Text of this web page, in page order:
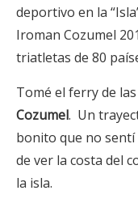
deportivo en la
Iroman Cozumel
triatletas de 80
Tomé el ferry de
Cozumel. Un
bonito que no sentí
de ver la costa del
la isla.